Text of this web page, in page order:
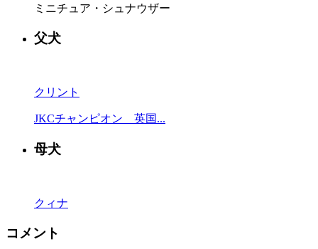
ミニチュア・シュナウザー
父犬
クリント
JKCチャンピオン 英国...
母犬
クィナ
コメント